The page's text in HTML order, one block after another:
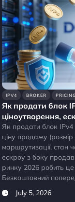
IPV4 BROKER PRICING
Як продати блок
ціноутворення,
Як продати блок
ціну продажу (розмір
маршрутизації, стан
ескроу з боку
ринку 2026 робить
Безкоштовний
July 5, 2026